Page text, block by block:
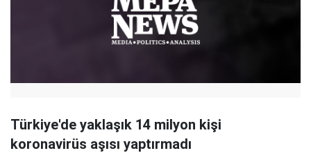
Türkiye'de yaklaşık 14 milyon kişi
koronavirüs aşısı yaptırmadı